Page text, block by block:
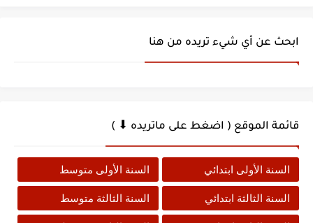
ابحث عن أي شيء تريده من هنا
قائمة الموقع ( اضغط على ماتريده ⬇ )
السنة الأولى ابتدائي السنة الأولى متوسط
السنة الثالثة ابتدائي السنة الثالثة متوسط